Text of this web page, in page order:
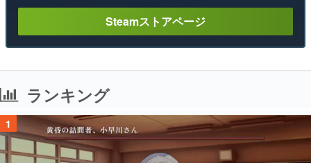
Steamストアページ
ランキング
1